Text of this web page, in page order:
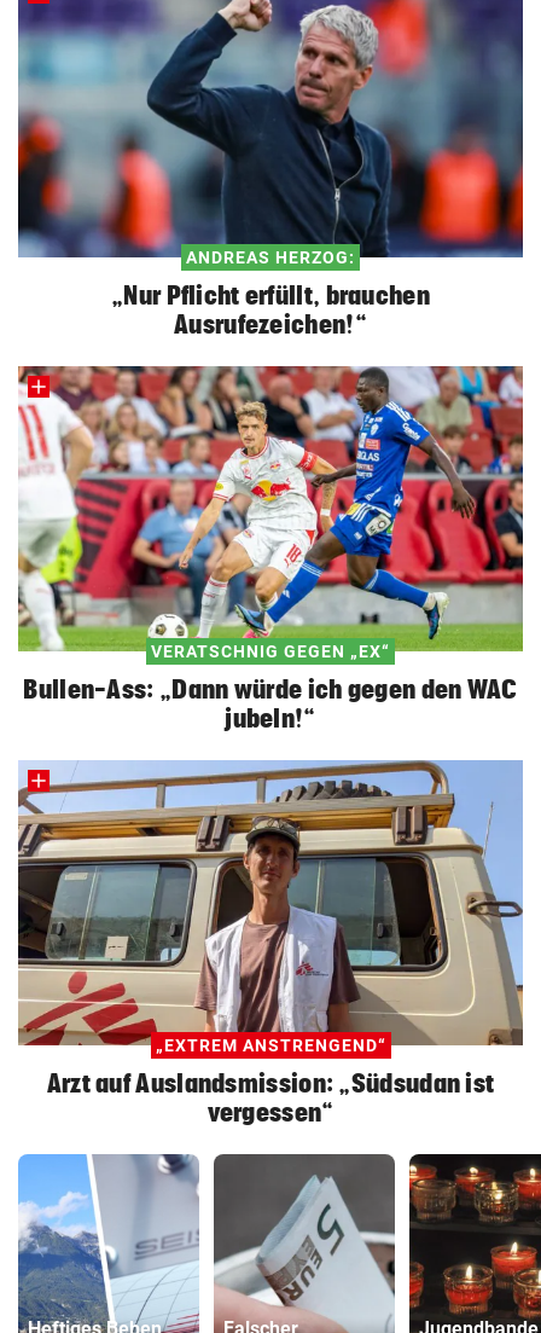
ANDREAS HERZOG:
„Nur Pflicht erfüllt, brauchen
Ausrufezeichen!“
VERATSCHNIG GEGEN „EX“
Bullen-Ass: „Dann würde ich gegen den WAC
jubeln!“
„EXTREM ANSTRENGEND“
Arzt auf Auslandsmission: „Südsudan ist
vergessen“